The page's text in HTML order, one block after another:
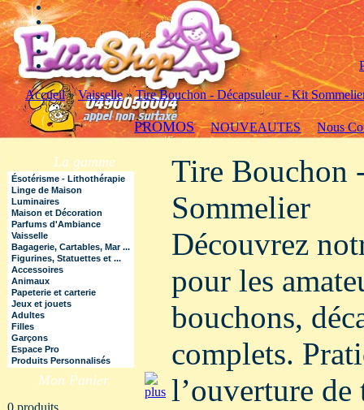
Accueil»Vaisselle»Tire Bouchon - Décapsuleur - Kit
PROMOS NOUVEAUTES Nous
La gamme
Ésotérisme - Lithothérapie
Linge de Maison
Luminaires
Maison et Décoration
Parfums d'Ambiance
Vaisselle
Bagagerie, Cartables, Mar ...
Figurines, Statuettes et ...
Accessoires
Animaux
Papeterie et carterie
Jeux et jouets
Adultes
Filles
Garçons
Espace Pro
Produits Personnalisés
Mon Panier
0 produits
Tire Bouchon
Sommelier
Découvrez
pour les
bouchons,
complets.
l’ouverture